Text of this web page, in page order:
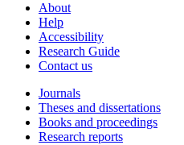
About
Help
Accessibility
Research Guide
Contact us
Journals
Theses and dissertations
Books and proceedings
Research reports